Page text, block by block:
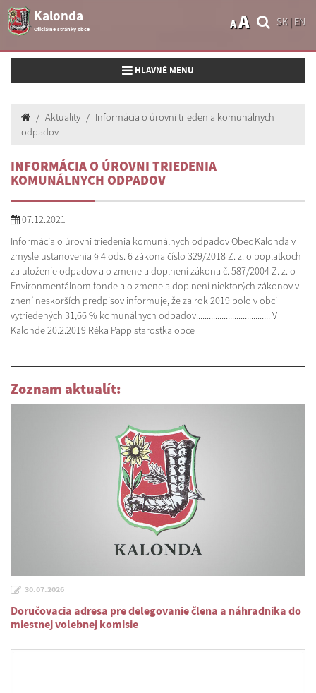
Kalonda
Oficiálne stránky obce
SK| EN
AA
Toggle navigation
HLAVNÉ MENU
Aktuality
Informácia o úrovni triedenia komunálnych
odpadov
INFORMÁCIA O ÚROVNI TRIEDENIA
KOMUNÁLNYCH ODPADOV
07.12.2021
Informácia o úrovni triedenia komunálnych odpadov Obec Kalonda v
zmysle ustanovenia § 4 ods. 6 zákona číslo 329/2018 Z. z. o poplatkoch
za uloženie odpadov a o zmene a doplnení zákona č. 587/2004 Z. z. o
Environmentálnom fonde a o zmene a doplnení niektorých zákonov v
znení neskorších predpisov informuje, že za rok 2019 bolo v obci
vytriedených 31,66 % komunálnych odpadov................................... V
Kalonde 20.2.2019 Réka Papp starostka obce
Zoznam aktualít:
30.07.2026
Doručovacia adresa pre delegovanie člena a náhradnika do
miestnej volebnej komisie